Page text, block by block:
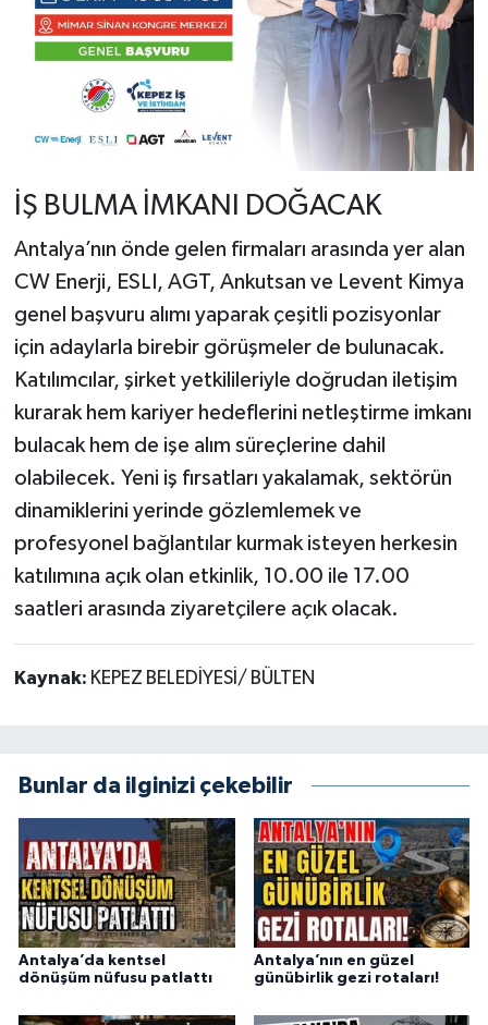
İŞ BULMA İMKANI DOĞACAK
Antalya’nın önde gelen firmaları arasında yer alan
CW Enerji, ESLI, AGT, Ankutsan ve Levent Kimya
genel başvuru alımı yaparak çeşitli pozisyonlar
için adaylarla birebir görüşmeler de bulunacak.
Katılımcılar, şirket yetkilileriyle doğrudan iletişim
kurarak hem kariyer hedeflerini netleştirme imkanı
bulacak hem de işe alım süreçlerine dahil
olabilecek. Yeni iş fırsatları yakalamak, sektörün
dinamiklerini yerinde gözlemlemek ve
profesyonel bağlantılar kurmak isteyen herkesin
katılımına açık olan etkinlik, 10.00 ile 17.00
saatleri arasında ziyaretçilere açık olacak.
Kaynak: KEPEZ BELEDİYESİ/ BÜLTEN
Bunlar da ilginizi çekebilir
Antalya’da kentsel
dönüşüm nüfusu patlattı
Antalya’nın en güzel
günübirlik gezi rotaları!